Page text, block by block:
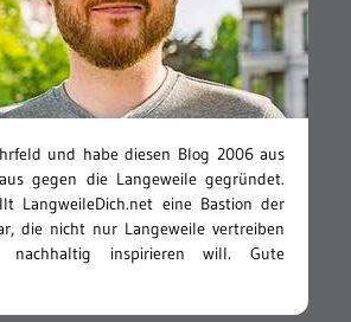
und habe diesen Blog 2006 aus
gegen die Langeweile gegründet.
LangweileDich.net eine Bastion der
die nicht nur Langeweile vertreiben
nachhaltig inspirieren will. Gute